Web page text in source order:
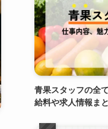
青果スタッフの全
給料や求人情報ま